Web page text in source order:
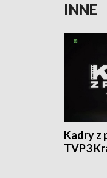
INNE
Kadry z
TVP3